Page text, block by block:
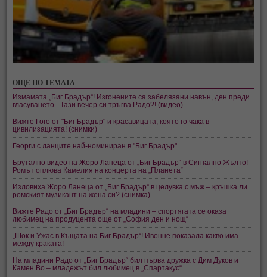
ОЩЕ ПО ТЕМАТА
Измамата „Биг Брадър“! Изгонените са забелязани навън, ден преди
гласуването - Тази вечер си тръгва Радо?! (видео)
Вижте Гого от "Биг Брадър" и красавицата, която го чака в
цивилизацията! (снимки)
Георги с ланците най-номиниран в "Биг Брадър"
Брутално видео на Жоро Ланеца от „Биг Брадър“ в Сигнално Жълто!
Ромът оплюва Камелия на концерта на „Планета“
Изловиха Жоро Ланеца от „Биг Брадър“ в целувка с мъж – кръшка ли
ромският музикант на жена си? (снимка)
Вижте Радо от „Биг Брадър“ на младини – спортягата се оказа
любимец на продуцента още от „София ден и нощ“
„Шок и Ужас в Къщата на Биг Брадър“! Ивонне показала какво има
между краката!
На младини Радо от „Биг Брадър“ бил първа дружка с Дим Дуков и
Камен Во – младежът бил любимец в „Спартакус“